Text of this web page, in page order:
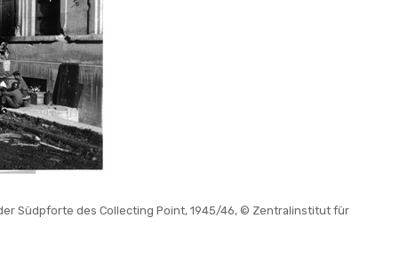
Südpforte des Collecting Point, 1945/46, © Zentralinstitut für